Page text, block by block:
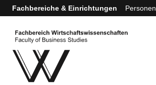
Fachbereiche & Einrichtungen Personen